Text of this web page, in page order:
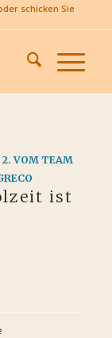
schicken Sie
2. VOM TEAM
ist